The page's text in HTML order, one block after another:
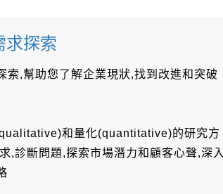
求探索
索,幫助您了解企業現狀,找到改進和突破
和量化(quantitative)的研究方
,診斷問題,探索市場潛力和顧客心聲,深入